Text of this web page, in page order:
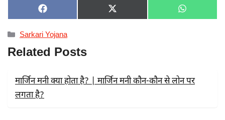
SHARE
ON
F
A
C
E
B
O
SHARE
ON
X
(
R
SHARE
ON
W
H
Categories
Sarkari Yojana
Related Posts
मार्जिन मनी क्या होता है? | मार्जिन मनी कौन-कौन से लोन पर
लगता है?